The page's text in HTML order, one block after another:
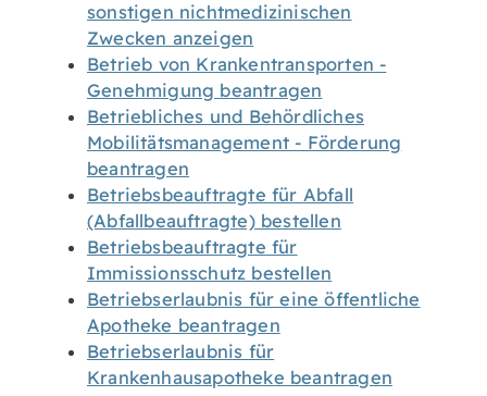
sonstigen nichtmedizinischen
Zwecken anzeigen
Betrieb von Krankentransporten -
Genehmigung beantragen
Betriebliches und Behördliches
Mobilitätsmanagement - Förderung
beantragen
Betriebsbeauftragte für Abfall
(Abfallbeauftragte) bestellen
Betriebsbeauftragte für
Immissionsschutz bestellen
Betriebserlaubnis für eine öffentliche
Apotheke beantragen
Betriebserlaubnis für
Krankenhausapotheke beantragen